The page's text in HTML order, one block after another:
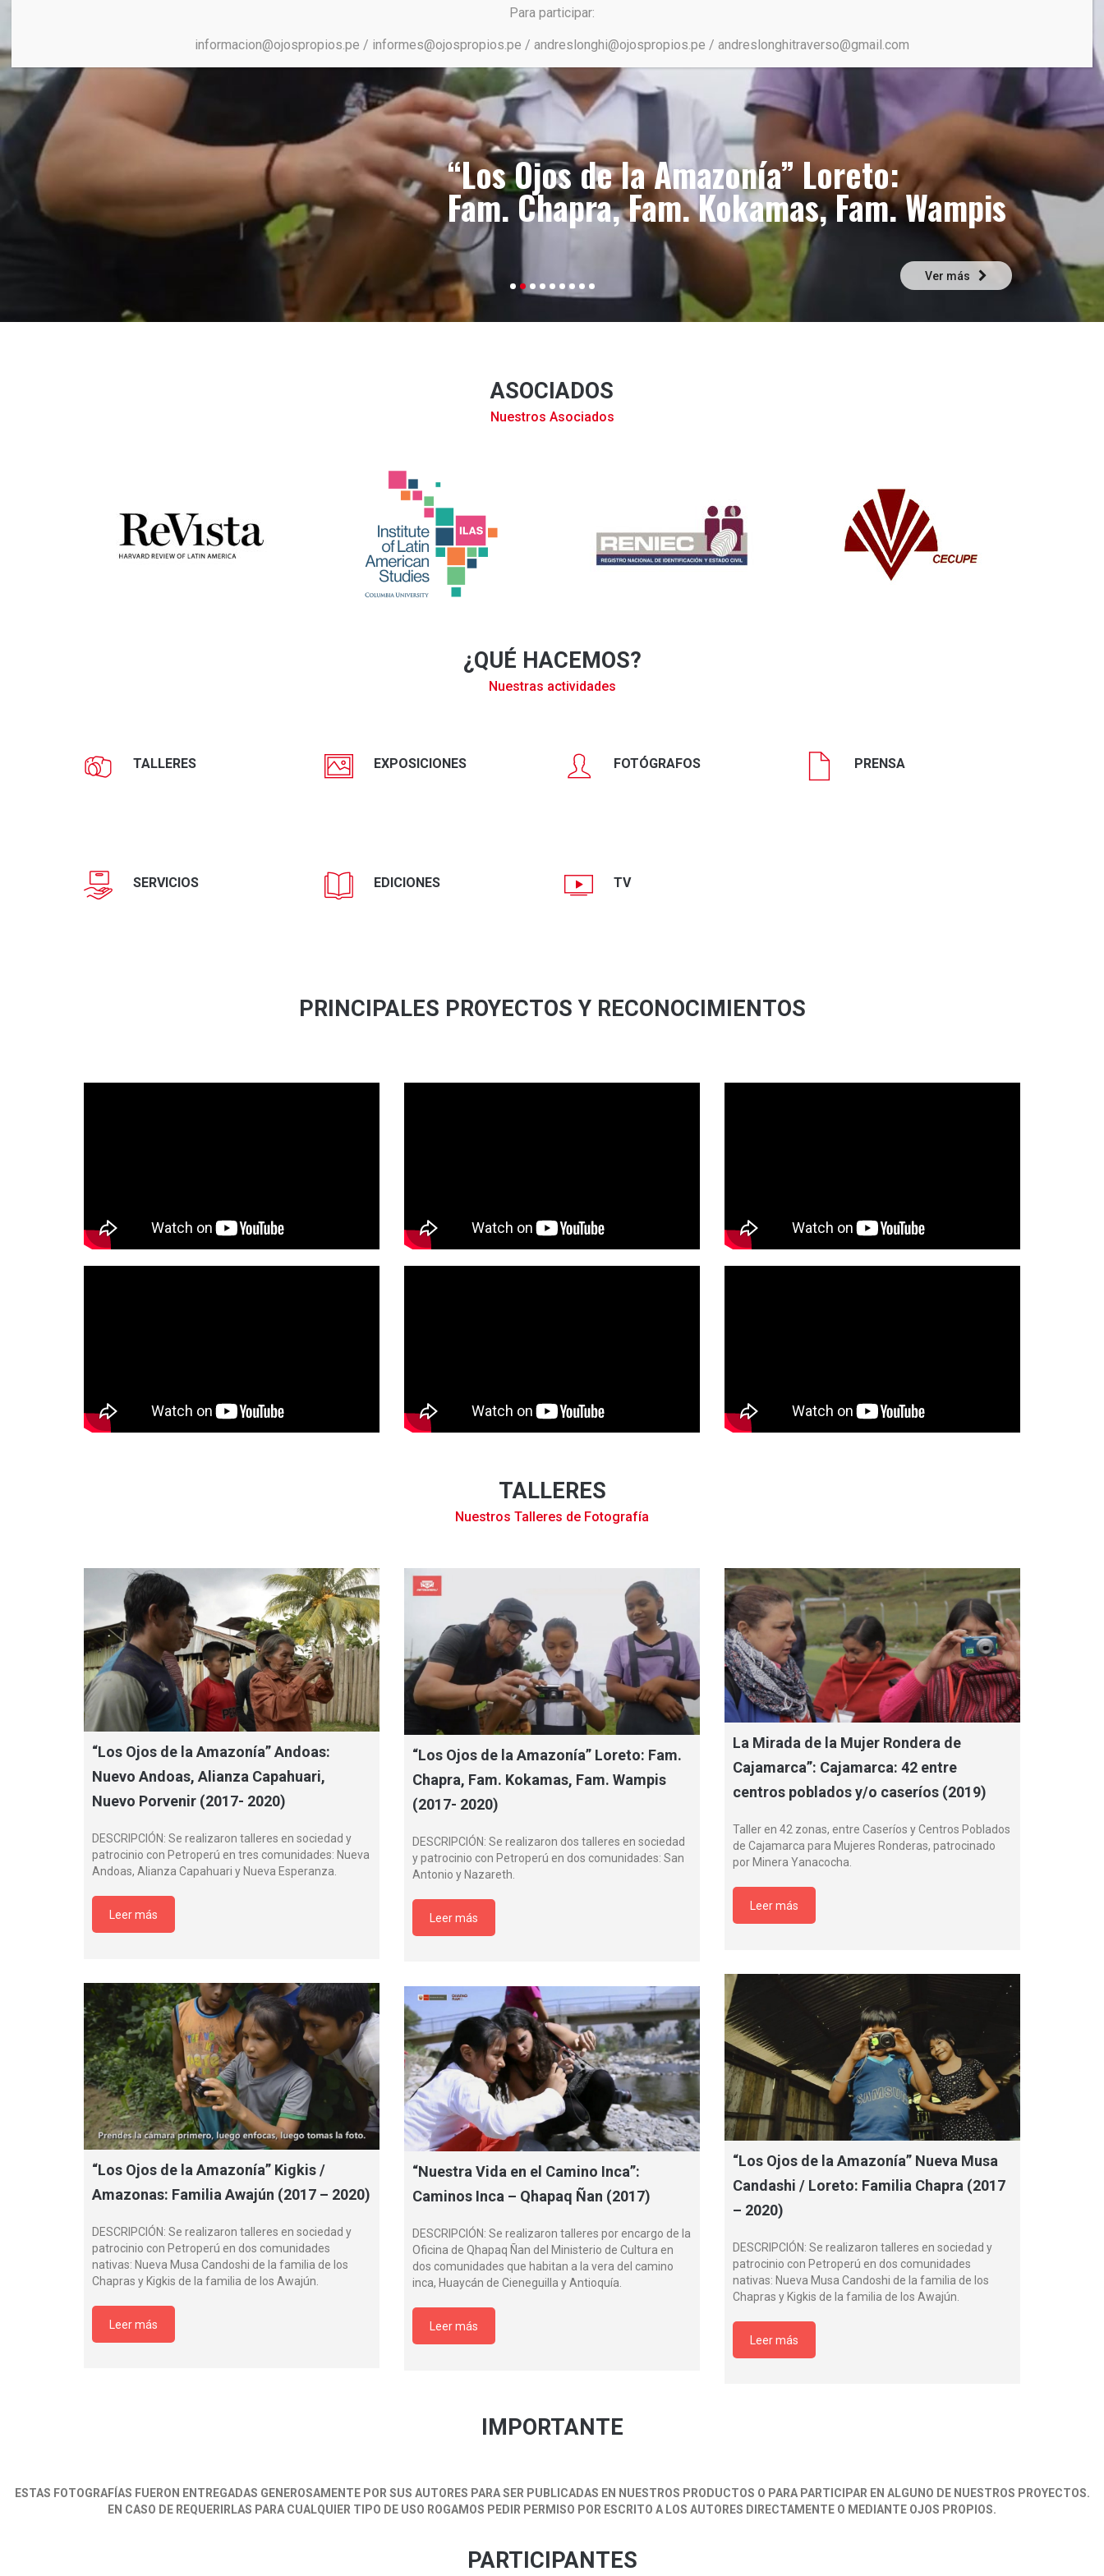
“Los Ojos de la Amazonía” Loreto:
Fam. Chapra, Fam. Kokamas, Fam. Wampis
Ver más
ASOCIADOS
Nuestros Asociados
¿QUÉ HACEMOS?
Nuestras actividades
TALLERES EXPOSICIONES FOTÓGRAFOS PRENSA
SERVICIOS EDICIONES TV
PRINCIPALES PROYECTOS Y RECONOCIMIENTOS
TALLERES
Nuestros Talleres de Fotografía
“Los Ojos de la Amazonía” Andoas:
Nuevo Andoas, Alianza Capahuari,
Nuevo Porvenir (2017- 2020)
DESCRIPCIÓN: Se realizaron talleres en sociedad y
patrocinio con Petroperú en tres comunidades: Nueva
Andoas, Alianza Capahuari y Nueva Esperanza.
Leer más
“Los Ojos de la Amazonía” Loreto: Fam.
Chapra, Fam. Kokamas, Fam. Wampis
(2017- 2020)
DESCRIPCIÓN: Se realizaron dos talleres en sociedad
y patrocinio con Petroperú en dos comunidades: San
Antonio y Nazareth.
Leer más
La Mirada de la Mujer Rondera de
Cajamarca”: Cajamarca: 42 entre
centros poblados y/o caseríos (2019)
Taller en 42 zonas, entre Caseríos y Centros Poblados
de Cajamarca para Mujeres Ronderas, patrocinado
por Minera Yanacocha.
Leer más
“Los Ojos de la Amazonía” Nueva Musa
Candashi / Loreto: Familia Chapra (2017
– 2020)
DESCRIPCIÓN: Se realizaron talleres en sociedad y
patrocinio con Petroperú en dos comunidades
nativas: Nueva Musa Candoshi de la familia de los
Chapras y Kigkis de la familia de los Awajún.
Leer más
“Los Ojos de la Amazonía” Kigkis /
Amazonas: Familia Awajún (2017 – 2020)
DESCRIPCIÓN: Se realizaron talleres en sociedad y
patrocinio con Petroperú en dos comunidades
nativas: Nueva Musa Candoshi de la familia de los
Chapras y Kigkis de la familia de los Awajún.
Leer más
“Nuestra Vida en el Camino Inca”:
Caminos Inca – Qhapaq Ñan (2017)
DESCRIPCIÓN: Se realizaron talleres por encargo de la
Oficina de Qhapaq Ñan del Ministerio de Cultura en
dos comunidades que habitan a la vera del camino
inca, Huaycán de Cieneguilla y Antioquía.
Leer más
IMPORTANTE
ESTAS FOTOGRAFÍAS FUERON ENTREGADAS GENEROSAMENTE POR SUS AUTORES PARA SER PUBLICADAS EN NUESTROS PRODUCTOS O PARA PARTICIPAR EN ALGUNO DE NUESTROS PROYECTOS.
EN CASO DE REQUERIRLAS PARA CUALQUIER TIPO DE USO ROGAMOS PEDIR PERMISO POR ESCRITO A LOS AUTORES DIRECTAMENTE O MEDIANTE OJOS PROPIOS.
PARTICIPANTES
Para participar:
informacion@ojospropios.pe / informes@ojospropios.pe / andreslonghi@ojospropios.pe / andreslonghitraverso@gmail.com